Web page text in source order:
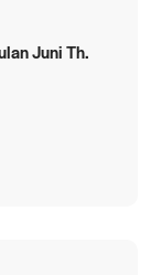
Juni Th.